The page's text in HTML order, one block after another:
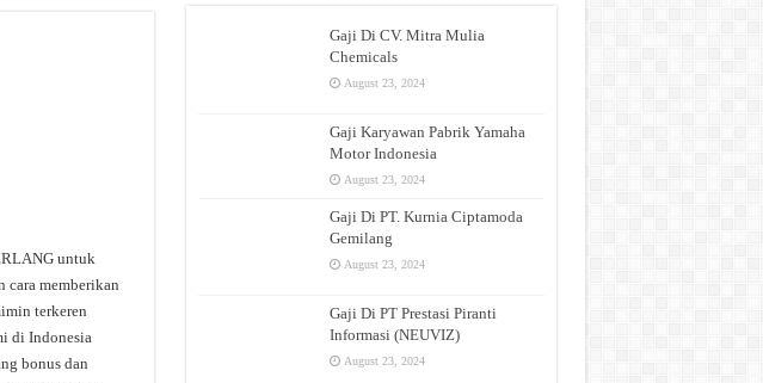
untuk
cara memberikan
terkeren
di Indonesia
bonus dan
Gaji Di CV. Mitra Mulia
Chemicals
August 23, 2024
Gaji Karyawan Pabrik Yamaha
Motor Indonesia
August 23, 2024
Gaji Di PT. Kurnia Ciptamoda
Gemilang
August 23, 2024
Gaji Di PT Prestasi Piranti
Informasi (NEUVIZ)
August 23, 2024